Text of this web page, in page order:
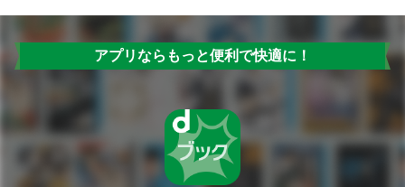
アプリならもっと便利で快適に！